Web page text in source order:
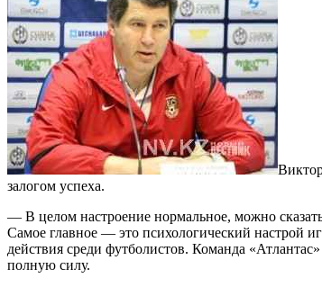
залогом успеха.
— В целом настроение нормальное, можно
Самое главное — это психологический настрой
действия среди футболистов. Команда
полную силу.